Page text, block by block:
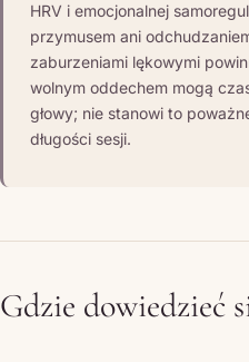
HRV i emocjonalnej
przymusem ani
zaburzeniami lękowymi
wolnym oddechem mogą
głowy; nie stanowi to
długości sesji.
Gdzie dowiedzieć